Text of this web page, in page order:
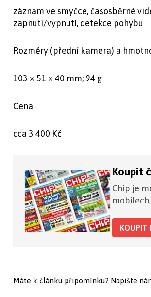
záznam ve smyčce, časosběrné
zapnutí/vypnutí, detekce pohybu
Rozměry (přední kamera) a
103 × 51 × 40 mm; 94 g
Cena
cca 3 400 Kč
Koupit
Chip je
KOUPIT
Máte k článku připomínku? Napište